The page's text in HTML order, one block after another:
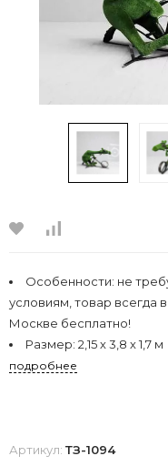
Особенности: не
условиям, товар всегда
Москве бесплатно!
Размер: 2,15 х 3,8 х 1,7 м
подробнее
Артикул: ТЗ-1094